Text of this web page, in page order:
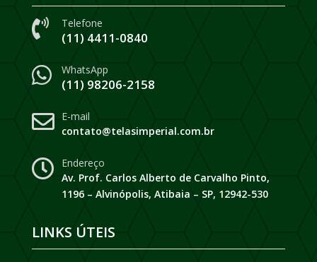
 Telefone
(11) 4411-0840
 WhatsApp
(11) 98206-2158
 E-mail
contato@telasimperial.com.br

Endereço
Av. Prof. Carlos Alberto de Carvalho Pinto,
1196 – Alvinópolis, Atibaia – SP, 12942-530
LINKS ÚTEIS